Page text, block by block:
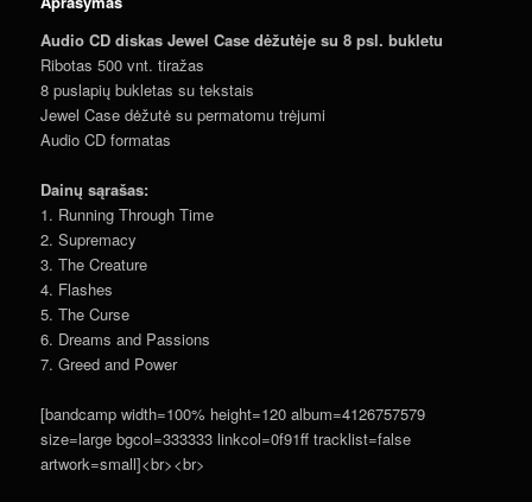
Audio CD diskas Jewel Case dėžutėje su 8 psl. bukletu
Ribotas 500 vnt. tiražas
8 puslapių bukletas su tekstais
Jewel Case dėžutė su permatomu trėjumi
Audio CD formatas
Dainų sąrašas:
1. Running Through Time
2. Supremacy
3. The Creature
4. Flashes
5. The Curse
6. Dreams and Passions
7. Greed and Power
[bandcamp width=100% height=120 album=4126757579
size=large bgcol=333333 linkcol=0f91ff tracklist=false
artwork=small]<br><br>